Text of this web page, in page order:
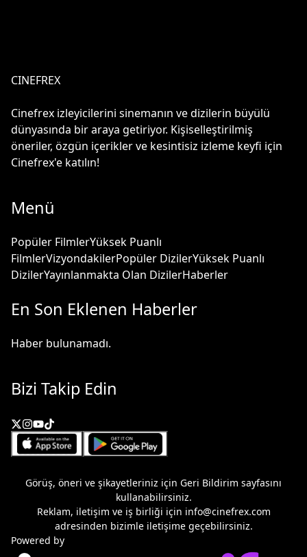
CINEFREX
Cinefrex izleyicilerini sinemanın ve dizilerin büyülü
dünyasında bir araya getiriyor. Kişiselleştirilmiş
öneriler, özgün içerikler ve kesintisiz izleme keyfi için
Cinefrex'e katılın!
Menü
Popüler FilmlerYüksek Puanlı
FilmlerVizyondakilerPopüler DizilerYüksek Puanlı
DizilerYayınlanmakta Olan DizilerHaberler
En Son Eklenen Haberler
Haber bulunamadı.
Bizi Takip Edin
Görüş, öneri ve şikayetleriniz için Geri Bildirim sayfasını
kullanabilirsiniz.
Reklam, iletişim ve iş birliği için info@cinefrex.com
adresinden bizimle iletişime geçebilirsiniz.
Powered by